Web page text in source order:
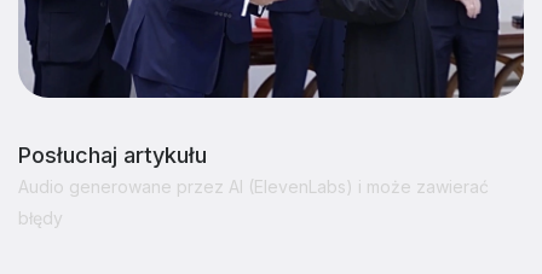
Posłuchaj artykułu
Audio generowane przez AI (ElevenLabs) i może zawierać
błędy